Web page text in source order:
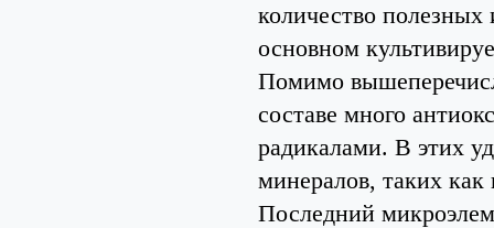
количество
основном
Помимо
составе много
радикалами. В этих
минералов, таких
Последний